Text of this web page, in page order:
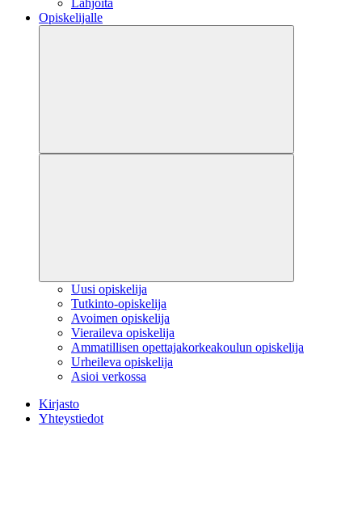
Opiskelijalle
Uusi opiskelija
Tutkinto-opiskelija
Avoimen opiskelija
Vieraileva opiskelija
Ammatillisen opettajakorkeakoulun opiskelija
Urheileva opiskelija
Asioi verkossa
Kirjasto
Yhteystiedot